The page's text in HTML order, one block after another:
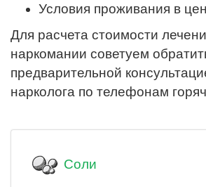
Условия проживания в
Для расчета стоимости
наркомании советуем
предварительной
нарколога по телефонам
Соли